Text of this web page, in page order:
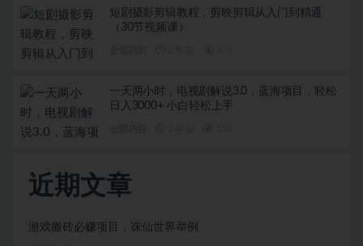
短剧摄影剪辑教程，剪映剪辑从入门到精通
（30节视频课）
一天两小时，电视剧解说3.0，蓝海项目，轻松
日入3000+ 小白轻松上手
近期文章
游戏搬砖必赚项目，诛仙世界举例